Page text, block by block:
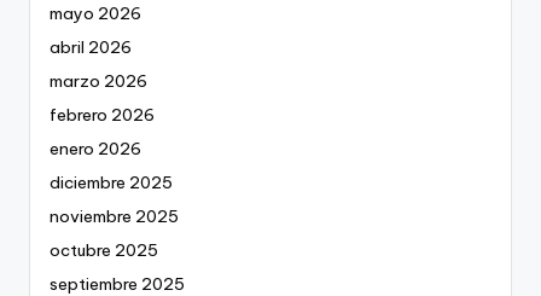
mayo 2026
abril 2026
marzo 2026
febrero 2026
enero 2026
diciembre 2025
noviembre 2025
octubre 2025
septiembre 2025